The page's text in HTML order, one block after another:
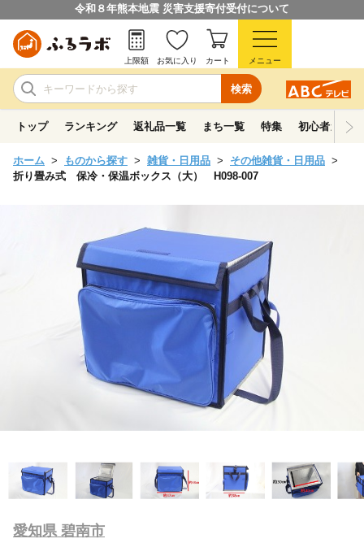
令和８年熊本地震 災害支援寄付受付について
検索
上限額 お気に入り カート メニュー
トップ ランキング 返礼品一覧 まち一覧 特集 初心者ガイド
ホーム ものから探す 雑貨・日用品
その他雑貨・日用品
折り畳み式 保冷・保温ボックス（大） H098-007
愛知県 碧南市